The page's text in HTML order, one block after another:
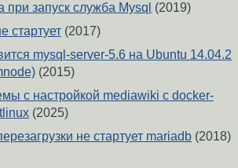
запуск служба Mysql (2019)
стартует (2017)
mysql-server-5.6 на Ubuntu 14.04.2
(2015)
с настройкой mediawiki c docker-
(2025)
не стартует mariadb (2018)